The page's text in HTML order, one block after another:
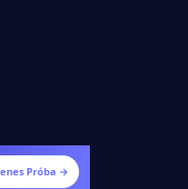
Próba →